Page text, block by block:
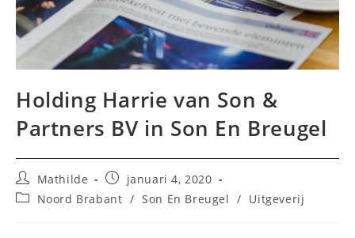
Holding Harrie van Son &
Partners BV in Son En Breugel
Bericht
auteur:
Mathilde
Bericht
gepubliceerd
op:
januari 4, 2020
Berichtcategorie:
Noord Brabant / Son En Breugel / Uitgeverij